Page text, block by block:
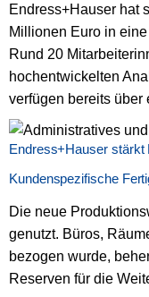
Endress+Hauser hat
Millionen Euro in
Rund 20
hochentwickelten
verfügen bereits über
Endress+Hauser stärkt
Kundenspezifische
Die neue
genutzt. Büros,
bezogen wurde,
Reserven für die